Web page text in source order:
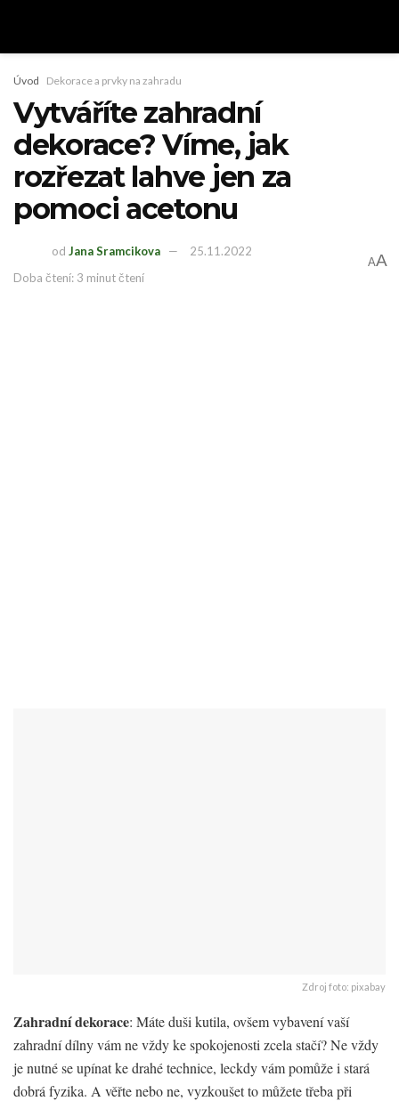
Úvod Dekorace a prvky na zahradu
Vytváříte zahradní
dekorace? Víme, jak
rozřezat lahve jen za
pomoci acetonu
od Jana Sramcikova
25.11.2022
Doba čtení: 3 minut čtení
AA
Zdroj foto: pixabay
Zahradní dekorace: Máte duši kutila, ovšem vybavení vaší
zahradní dílny vám ne vždy ke spokojenosti zcela stačí? Ne vždy
je nutné se upínat ke drahé technice, leckdy vám pomůže i stará
dobrá fyzika. A věřte nebo ne, vyzkoušet to můžete třeba při